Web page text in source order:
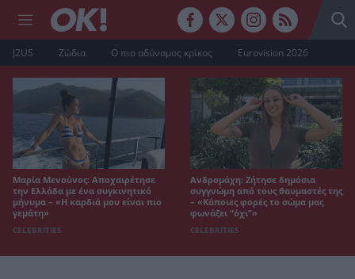
J2US Ζώδια Ο πιο αδύναμος κρίκος Eurovision 2026
Μαρία Μενούνος: Αποχαιρέτησε
την Ελλάδα με ένα συγκινητικό
μήνυμα – «Η καρδιά μου είναι πιο
γεμάτη»
CELEBRITIES
Ανδρομάχη: Ζήτησε δημόσια
συγγνώμη από τους θαυμαστές της
– «Κάποιες φορές το σώμα μας
φωνάζει “όχι”»
CELEBRITIES